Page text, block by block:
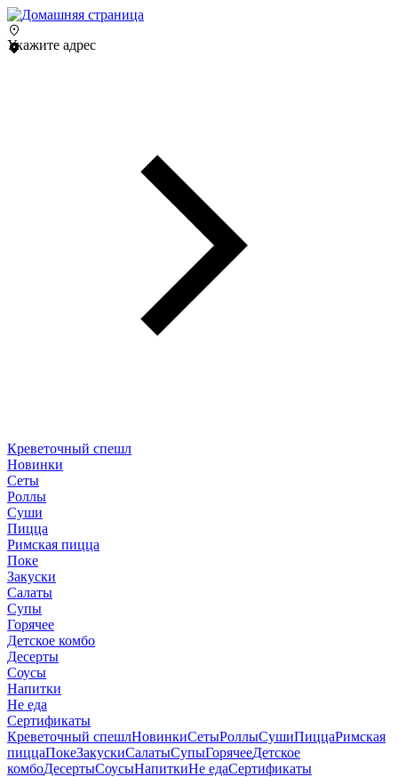
Укажите адрес
Креветочный спешл
Новинки
Сеты
Роллы
Суши
Пицца
Римская пицца
Поке
Закуски
Салаты
Супы
Горячее
Детское комбо
Десерты
Соусы
Напитки
Не еда
Сертификаты
Креветочный спешлНовинкиСетыРоллыСушиПиццаРимская
пиццаПокеЗакускиСалатыСупыГорячееДетское
комбоДесертыСоусыНапиткиНе едаСертификаты